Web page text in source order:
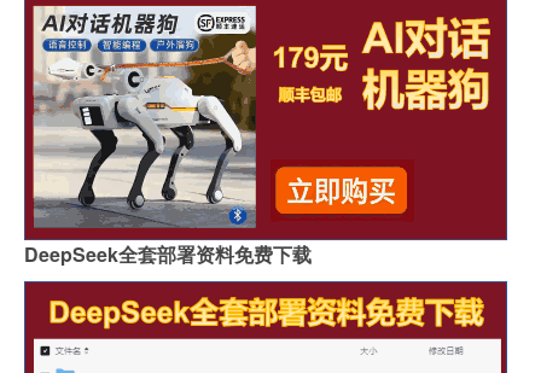
DeepSeek全套部署资料免费下载